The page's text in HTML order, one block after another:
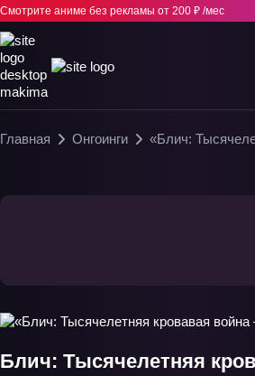
Смотрите аниме без рекламы от 200 ₽ /мес
Главная Онгоинги «Блич:
Блич: Тысячелетняя